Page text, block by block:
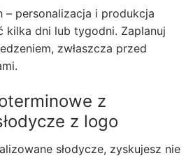
– personalizacja i produkcja
kilka dni lub tygodni. Zaplanuj
zwłaszcza przed
z
z logo
słodycze, zyskujesz nie